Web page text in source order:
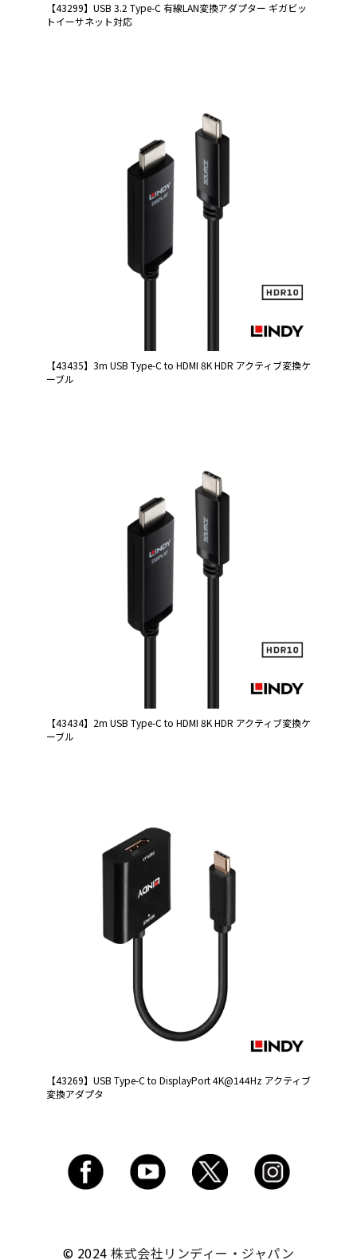
【43299】USB 3.2 Type-C 有線LAN変換アダプター ギガビッ
トイーサネット対応
【43435】3m USB Type-C to HDMI 8K HDR アクティブ変換ケ
ーブル
【43434】2m USB Type-C to HDMI 8K HDR アクティブ変換ケ
ーブル
【43269】USB Type-C to DisplayPort 4K@144Hz アクティブ
変換アダプタ
© 2024株式会社リンディー・ジャパン